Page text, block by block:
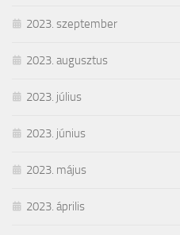
2023. szeptember
2023. augusztus
2023. július
2023. június
2023. május
2023. április